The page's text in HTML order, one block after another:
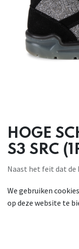
HOGE
S3 SRC
Naast het feit dat de
ook nog eens
bestaat uit
ecologische
van schokdemping
We gebruiken
op deze website te